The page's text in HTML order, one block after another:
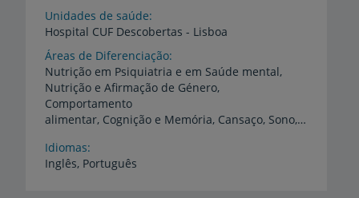
Unidades de saúde
Hospital CUF Descobertas - Lisboa
Áreas de Diferenciação
Nutrição em Psiquiatria e em Saúde mental,
Nutrição e Afirmação de Género,
Comportamento
alimentar, Cognição e Memória, Cansaço, Sono, Distúrbios do eixo intestino-cérebro, Saúde da Pessoa Atleta, Alimentação Vegetariana, Alimentação Multicultural
Idiomas
Inglês, Português